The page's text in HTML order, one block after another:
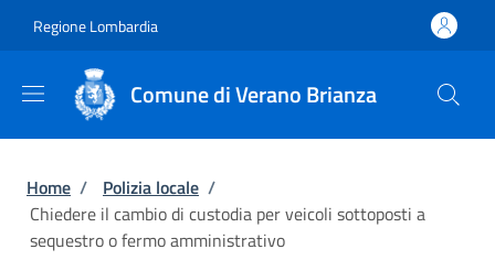
Regione Lombardia
Comune di Verano Brianza
Briciole di pane
Home / Polizia locale /
Chiedere il cambio di custodia per veicoli sottoposti a
sequestro o fermo amministrativo